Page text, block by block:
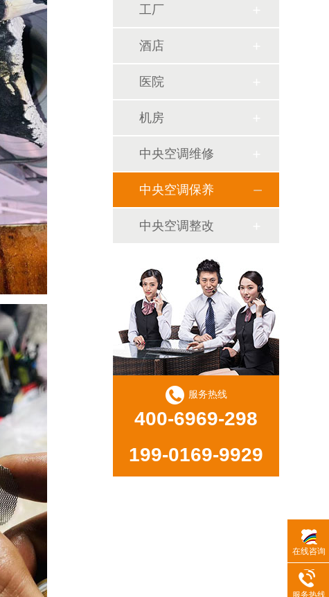
工厂
酒店
医院
机房
中央空调维修
中央空调保养
中央空调整改
服务热线
400-6969-298
199-0169-9929
在线咨询
服务热线